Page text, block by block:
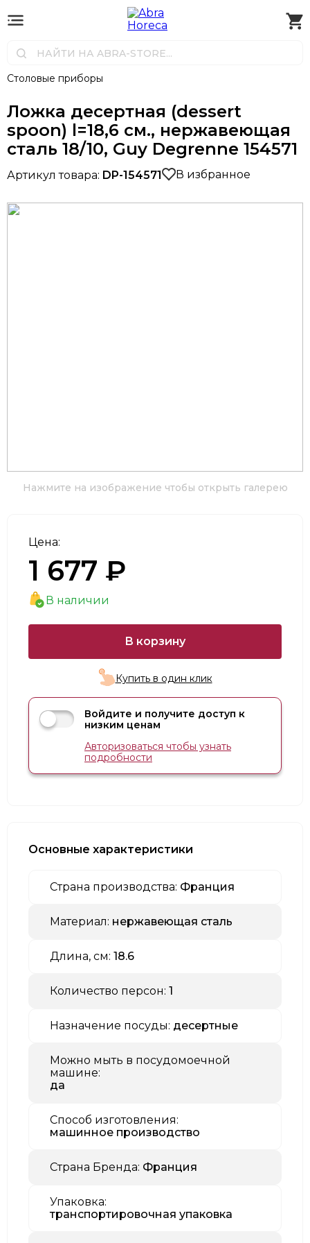
Столовые приборы
Ложка десертная (dessert
spoon) l=18,6 см., нержавеющая
сталь 18/10, Guy Degrenne 154571
Артикул товара: DP-154571 В избранное
Нажмите на изображение чтобы открыть галерею
Цена:
1 677 ₽
В наличии
В корзину
Купить в один клик
Войдите и получите доступ к
низким ценам
Авторизоваться чтобы узнать
подробности
Основные характеристики
Страна производства: Франция
Материал: нержавеющая сталь
Длина, см: 18.6
Количество персон: 1
Назначение посуды: десертные
Можно мыть в посудомоечной
машине:
да
Способ изготовления:
машинное производство
Страна Бренда: Франция
Упаковка:
транспортировочная упаковка